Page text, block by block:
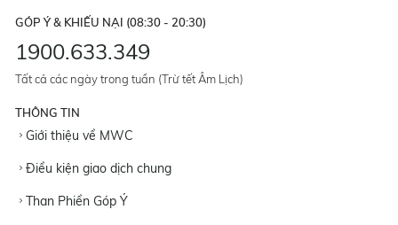
GÓP Ý & KHIẾU NẠI (08:30 - 20:30)
1900.633.349
Tất cả các ngày trong tuần (Trừ tết Âm Lịch)
THÔNG TIN
Giới thiệu về MWC
Điều kiện giao dịch chung
Than Phiền Góp Ý